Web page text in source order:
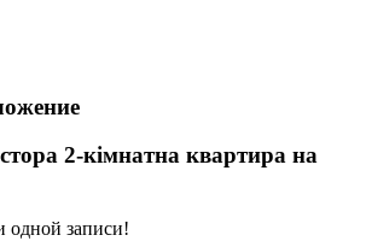
2-кімнатна квартира на
одной записи!